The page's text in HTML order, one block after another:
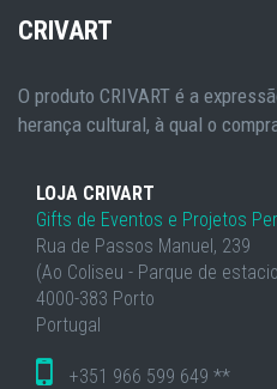
CRIVART
O produto CRIVART é a
herança cultural, à qual o
LOJA CRIVART
Gifts de Eventos e Projetos
Rua de Passos Manuel, 239
(Ao Coliseu - Parque de
4000-383 Porto
Portugal
+351 966 599 649 **